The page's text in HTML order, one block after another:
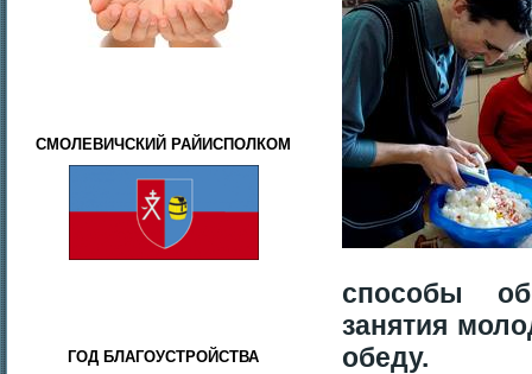
СМОЛЕВИЧСКИЙ РАЙИСПОЛКОМ
ГОД БЛАГОУСТРОЙСТВА
способы
занятия
обеду.